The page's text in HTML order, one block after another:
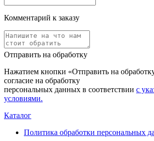
Комментарий к заказу
Отправить на обработку
Нажатием кнопки «Отправить на
согласие на обработку
персональных данных в соответствии с
условиями.
Каталог
Политика обработки персональных